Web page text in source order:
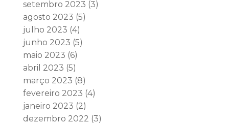
setembro 2023 (3)
agosto 2023 (5)
julho 2023 (4)
junho 2023 (5)
maio 2023 (6)
abril 2023 (5)
março 2023 (8)
fevereiro 2023 (4)
janeiro 2023 (2)
dezembro 2022 (3)